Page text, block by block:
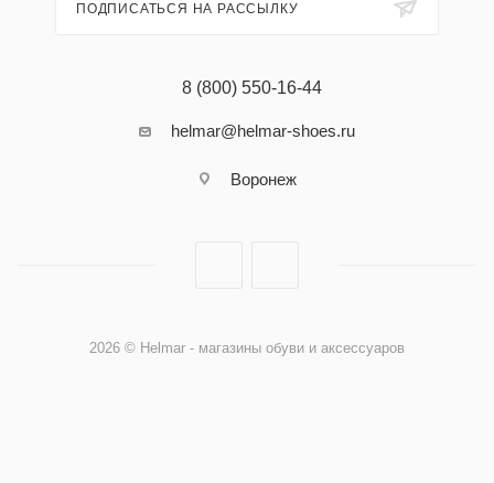
ПОДПИСАТЬСЯ НА РАССЫЛКУ
8 (800) 550-16-44
helmar@helmar-shoes.ru
Воронеж
2026 © Helmar - магазины обуви и аксессуаров